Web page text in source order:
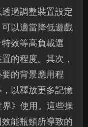
過調整裝置設定
以適當降低遊戲
效等高負載選
的程度。其次，
的背景應用程
以釋放更多記憶
》使用。這些操
能瓶頸所導致的